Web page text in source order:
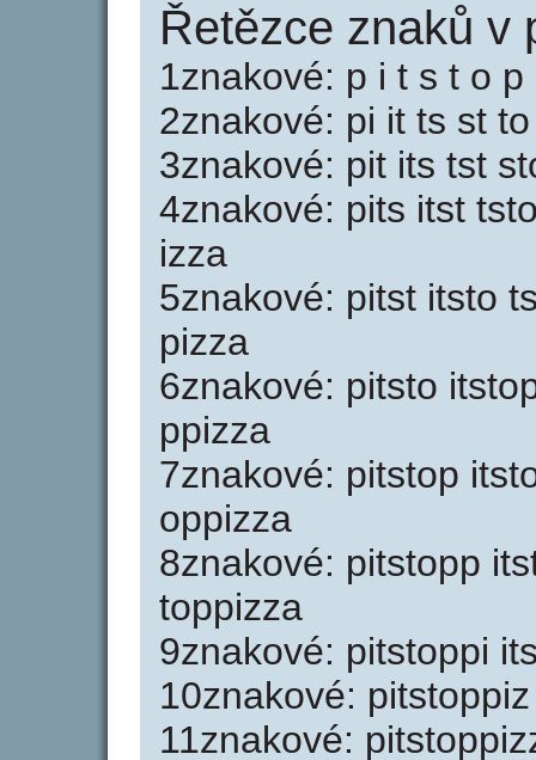
Řetězce znaků v
1znakové: p i t s t o p
2znakové: pi it ts st
3znakové: pit its tst
4znakové: pits itst
izza
5znakové: pitst itsto
pizza
6znakové: pitsto
ppizza
7znakové: pitstop
oppizza
8znakové: pitstopp
toppizza
9znakové: pitstoppi
10znakové:
11znakové: